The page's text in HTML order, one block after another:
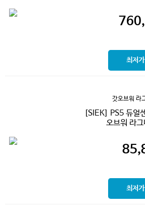
최저
갓오브워 라
[SIEK] PS5 듀얼
오브워 라
최저